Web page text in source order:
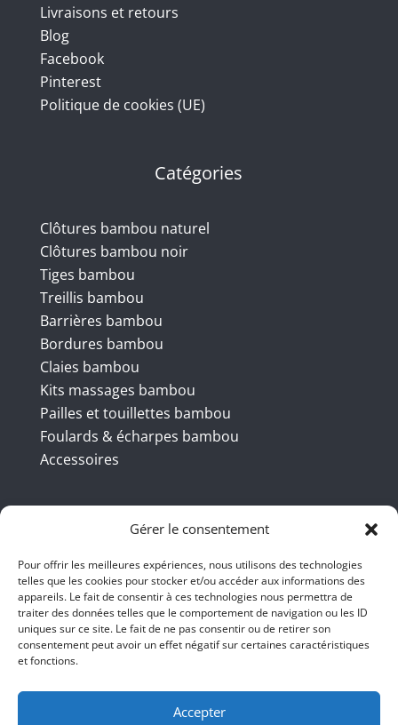
Gérer le consentement
Pour offrir les meilleures expériences, nous utilisons des technologies
telles que les cookies pour stocker et/ou accéder aux informations des
appareils. Le fait de consentir à ces technologies nous permettra de
traiter des données telles que le comportement de navigation ou les ID
uniques sur ce site. Le fait de ne pas consentir ou de retirer son
consentement peut avoir un effet négatif sur certaines caractéristiques
et fonctions.
Accepter
Livraisons et retours
Blog
Facebook
Pinterest
Politique de cookies (UE)
Catégories
Clôtures bambou naturel
Clôtures bambou noir
Tiges bambou
Treillis bambou
Barrières bambou
Bordures bambou
Claies bambou
Kits massages bambou
Pailles et touillettes bambou
Foulards & écharpes bambou
Accessoires
Coordonnées
BBB INT LTD – RUE DU BAMBOU.COM
145 rue de la République 95100
Argenteuil
bienvenue@ruedubambou.com